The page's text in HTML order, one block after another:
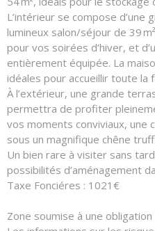
L’intérieur se compose d’une
lumineux salon/séjour de 39
pour vos soirées d’hiver, et
entièrement équipée. La
idéales pour accueillir toute la
À l’extérieur, une grande
permettra de profiter
vos moments conviviaux, une
sous un magnifique chêne
Un bien rare à visiter sans
possibilités d’aménagement
Taxe Fonciéres : 1021€
Zone soumise à une